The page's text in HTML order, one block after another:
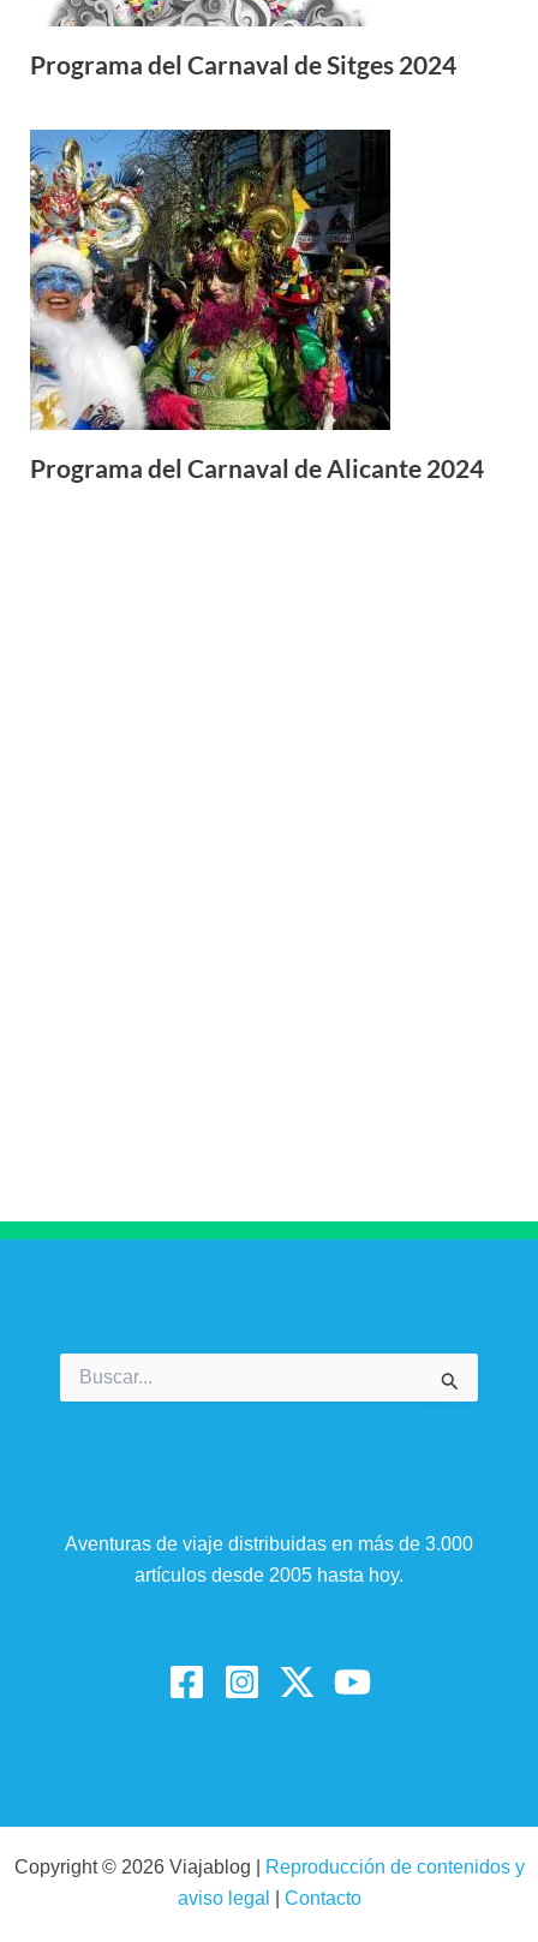
Programa del Carnaval de Sitges 2024
Programa del Carnaval de Alicante 2024
por:
Aventuras de viaje distribuidas en más de 3.000
artículos desde 2005 hasta hoy.
Copyright © 2026 Viajablog |
Reproducción de contenidos y
aviso legal
Contacto